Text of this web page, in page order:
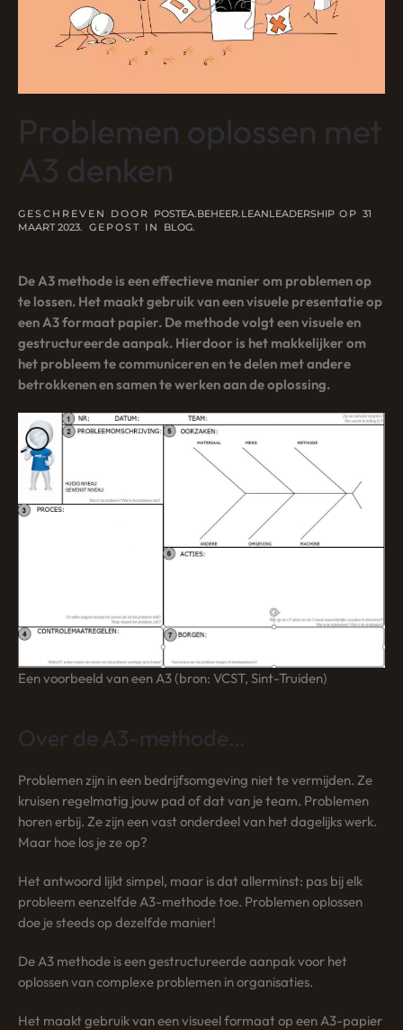
Problemen oplossen met
A3 denken
GESCHREVEN DOOR POSTEA.BEHEER.LEANLEADERSHIP OP 31
MAART 2023. GEPOST IN BLOG.
De A3 methode is een effectieve manier om problemen op
te lossen. Het maakt gebruik van een visuele presentatie op
een A3 formaat papier. De methode volgt een visuele en
gestructureerde aanpak. Hierdoor is het makkelijker om
het probleem te communiceren en te delen met andere
betrokkenen en samen te werken aan de oplossing.
Een voorbeeld van een A3 (bron: VCST, Sint-Truiden)
Over de A3-methode…
Problemen zijn in een bedrijfsomgeving niet te vermijden. Ze
kruisen regelmatig jouw pad of dat van je team. Problemen
horen erbij. Ze zijn een vast onderdeel van het dagelijks werk.
Maar hoe los je ze op?
Het antwoord lijkt simpel, maar is dat allerminst: pas bij elk
probleem eenzelfde A3-methode toe. Problemen oplossen
doe je steeds op dezelfde manier!
De A3 methode is een gestructureerde aanpak voor het
oplossen van complexe problemen in organisaties.
Het maakt gebruik van een visueel formaat op een A3-papier